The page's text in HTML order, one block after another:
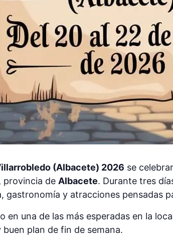
(Albacete) 2026 se
, provincia de Albacete. Durante tres
gastronomía y atracciones pensadas
en una de las más esperadas en la
plan de fin de semana.